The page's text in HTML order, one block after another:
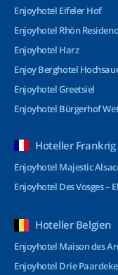
Enjoyhotel Eifeler Hof
Enjoyhotel Rhön
Enjoyhotel Harz
Enjoy Berghotel
Enjoyhotel Greetsiel
Enjoyhotel Bürgerhof
Hoteller Frankrig
Enjoyhotel Majestic
Enjoyhotel Des Vosges –
Hoteller Belgien
Enjoyhotel Maison des
Enjoyhotel Drie